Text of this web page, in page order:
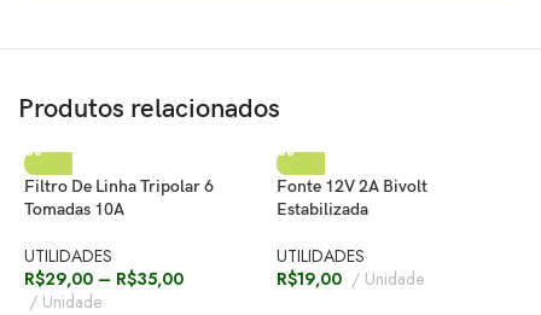
Produtos relacionados
Filtro De Linha Tripolar 6
Tomadas 10A
UTILIDADES
R$29,00 – R$35,00
Unidade
Fonte 12V 2A Bivolt
Estabilizada
UTILIDADES
R$19,00 Unidade